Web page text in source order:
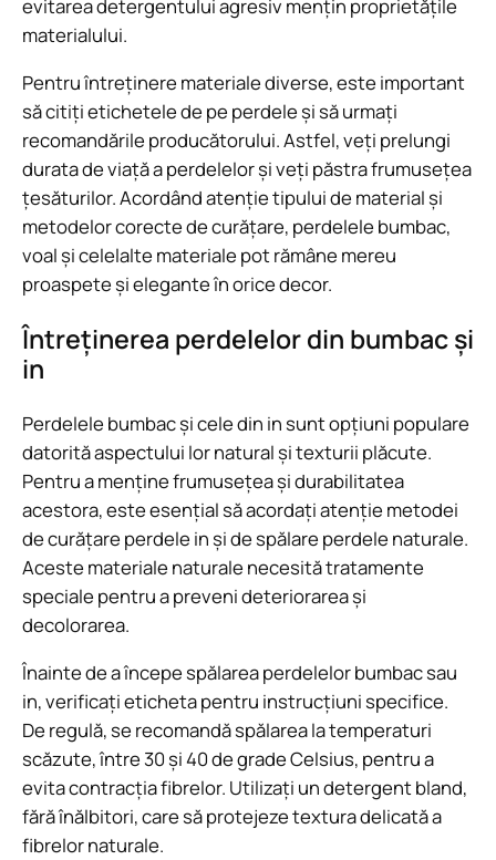
evitarea detergentului agresiv mențin proprietățile
materialului.
Pentru întreținere materiale diverse, este important
să citiți etichetele de pe perdele și să urmați
recomandările producătorului. Astfel, veți prelungi
durata de viață a perdelelor și veți păstra frumusețea
țesăturilor. Acordând atenție tipului de material și
metodelor corecte de curățare, perdelele bumbac,
voal și celelalte materiale pot rămâne mereu
proaspete și elegante în orice decor.
Întreținerea perdelelor din bumbac și
in
Perdelele bumbac și cele din in sunt opțiuni populare
datorită aspectului lor natural și texturii plăcute.
Pentru a menține frumusețea și durabilitatea
acestora, este esențial să acordați atenție metodei
de curățare perdele in și de spălare perdele naturale.
Aceste materiale naturale necesită tratamente
speciale pentru a preveni deteriorarea și
decolorarea.
Înainte de a începe spălarea perdelelor bumbac sau
in, verificați eticheta pentru instrucțiuni specifice.
De regulă, se recomandă spălarea la temperaturi
scăzute, între 30 și 40 de grade Celsius, pentru a
evita contracția fibrelor. Utilizați un detergent bland,
fără înălbitori, care să protejeze textura delicată a
fibrelor naturale.